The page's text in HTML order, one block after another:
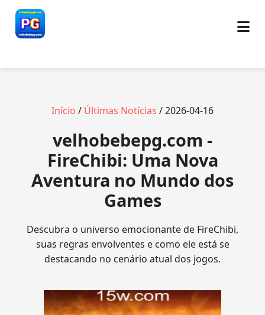
Início / Últimas Notícias / 2026-04-16
velhobebepg.com -
FireChibi: Uma Nova
Aventura no Mundo dos
Games
Descubra o universo emocionante de FireChibi,
suas regras envolventes e como ele está se
destacando no cenário atual dos jogos.